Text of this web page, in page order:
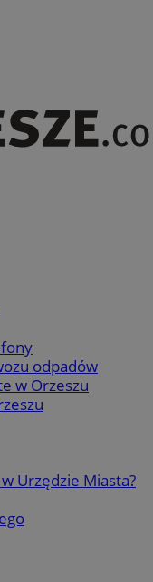
odpadów
w Orzeszu
Urzędzie Miasta?